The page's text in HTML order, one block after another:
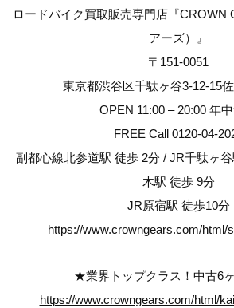
ロードバイク買取販売専門店『CROWN
アーズ）』
〒151-0051
東京都渋谷区千駄ヶ谷3-12-15
OPEN 11:00 – 20:00 年
FREE Call 0120-04-
副都心線北参道駅 徒歩 2分 / JR千駄ヶ
木駅 徒歩 9分
JR原宿駅 徒歩10分
https://www.crowngears.com/html/
★業界トップクラス！中古6
https://www.crowngears.com/html/